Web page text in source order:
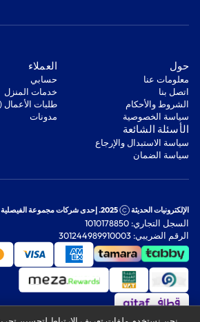
‫حول‬
معلومات عنا
اتصل بنا
‫الشروط والأحكام‬
‫سياسة الخصوصية‬
‫العملاء‬
‫حسابي‬
‫خدمات المنزل‬
‫طلبات الأعمال (B2B)‬
مدونات
‫الأسئلة الشائعة‬
‫سياسة الاستبدال والإرجاع‬
‫سياسة الضمان‬
الإلكترونيات الحديثة 2025. إحدى شركات مجموعة الفيصلية
السجل التجاري: 1010178850
الرقم الضريبي: 301244989910003